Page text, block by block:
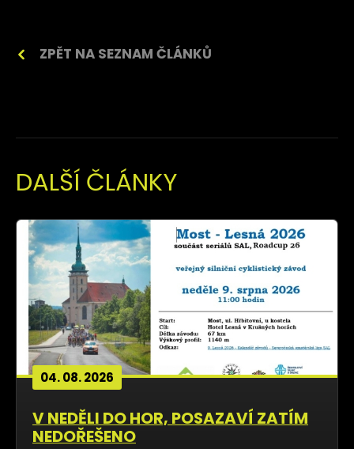
ZPĚT NA SEZNAM ČLÁNKŮ
DALŠÍ ČLÁNKY
V NEDĚLI DO HOR, POSAZAVÍ ZATÍM
NEDOŘEŠENO
04. 08. 2026